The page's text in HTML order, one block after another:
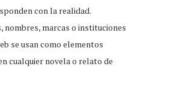
con la realidad.
nombres, marcas o instituciones
se usan como elementos
cualquier novela o relato de